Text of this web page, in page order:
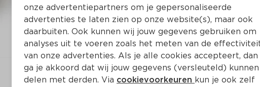
Toevoegen
onze advertentiepartners om je gepersonaliseerde
advertenties te laten zien op onze website(s), maar ook
daarbuiten. Ook kunnen wij jouw gegevens gebruiken om
analyses uit te voeren zoals het meten van de
van onze advertenties. Als je alle cookies accepteert, dan
ga je akkoord dat wij jouw gegevens (versleuteld) kunnen
delen met derden. Via cookievoorkeuren kun je ook zelf